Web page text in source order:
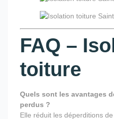
FAQ –
toiture
Quels sont les avantages
perdus ?
Elle réduit les déperditions